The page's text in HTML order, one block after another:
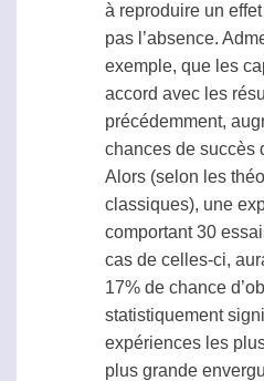
à reproduire un
pas l’absence.
exemple, que les
accord avec les
précédemment,
chances de succès
Alors (selon les
classiques), une
comportant 30
cas de celles-ci,
17% de chance
statistiquement
expériences les
plus grande